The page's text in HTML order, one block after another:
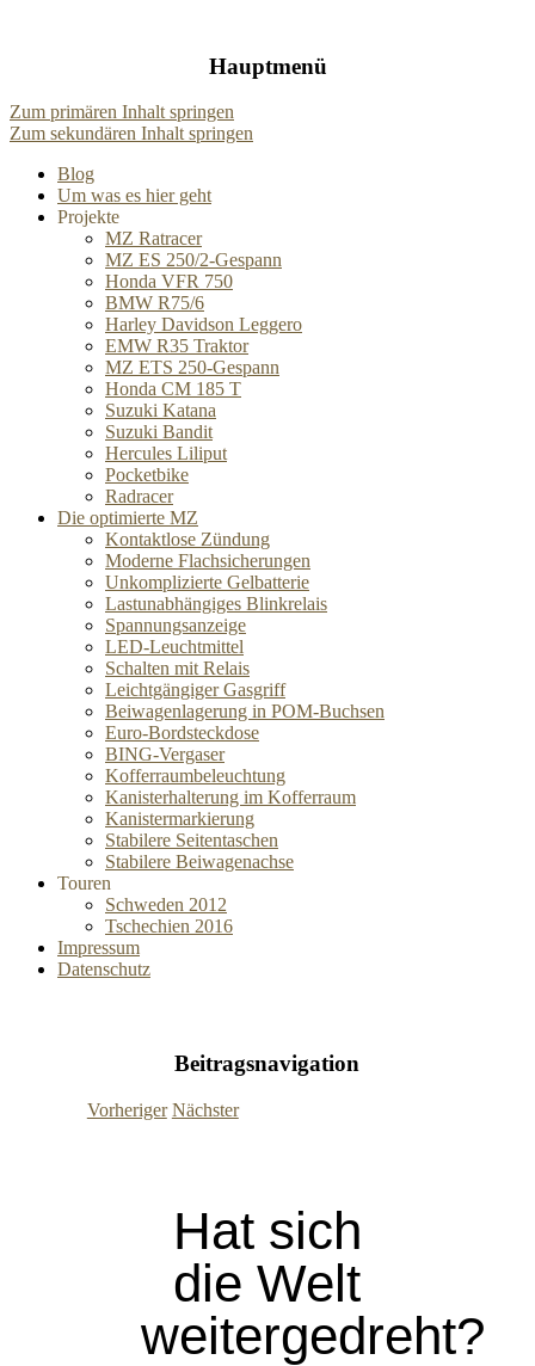
Hauptmenü
Zum primären Inhalt springen
Zum sekundären Inhalt springen
Blog
Um was es hier geht
Projekte
MZ Ratracer
MZ ES 250/2-Gespann
Honda VFR 750
BMW R75/6
Harley Davidson Leggero
EMW R35 Traktor
MZ ETS 250-Gespann
Honda CM 185 T
Suzuki Katana
Suzuki Bandit
Hercules Liliput
Pocketbike
Radracer
Die optimierte MZ
Kontaktlose Zündung
Moderne Flachsicherungen
Unkomplizierte Gelbatterie
Lastunabhängiges Blinkrelais
Spannungsanzeige
LED-Leuchtmittel
Schalten mit Relais
Leichtgängiger Gasgriff
Beiwagenlagerung in POM-Buchsen
Euro-Bordsteckdose
BING-Vergaser
Kofferraumbeleuchtung
Kanisterhalterung im Kofferraum
Kanistermarkierung
Stabilere Seitentaschen
Stabilere Beiwagenachse
Touren
Schweden 2012
Tschechien 2016
Impressum
Datenschutz
Beitragsnavigation
Vorheriger Nächster
Hat sich
die Welt
weitergedreht?